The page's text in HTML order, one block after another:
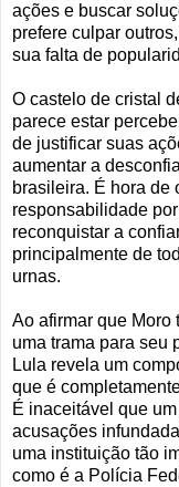
ações e buscar
prefere culpar
sua falta de
O castelo de cristal
parece estar
de justificar suas
aumentar a
brasileira. É hora de
responsabilidade
reconquistar a
principalmente de
urnas.
Ao afirmar que Moro
uma trama para seu
Lula revela um
que é
É inaceitável que
acusações
uma instituição tão
como é a Polícia